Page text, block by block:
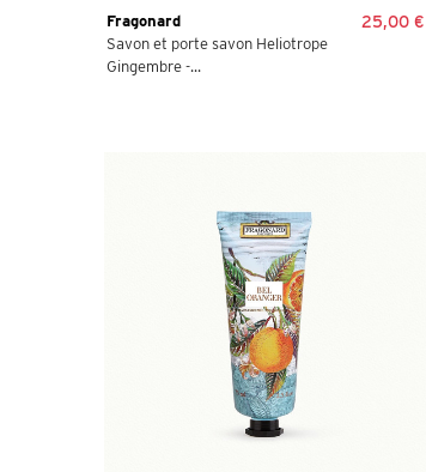
Fragonard
Savon et porte savon Heliotrope
Gingembre -...
25,00 €